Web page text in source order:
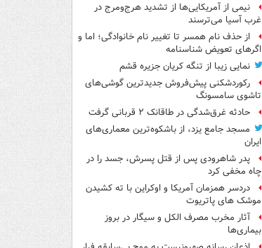
نیمی از آمریکایی‌ها از تشدید هرج‌ومرج در
غرب آسیا می‌ترسند
از حذف نام همسر تا تغییر نام خانوادگی؛ اما و
اگرهای تعویض شناسنامه
نمایی زیبا از تنگه کریان جزیره قشم
رکوردشکنی پیش‌فروش جدیدترین گوشی‌های
تاشوی سامسونگ
حادثه غرق‌شدگی در طاقانک ۲ قربانی گرفت
مسجد جامع یزد، از باشکوه‌ترین معماری‌های
ایران
پدر شاهرودی پس از قتل پسرش، جسد را در
چاه مخفی کرد
دردسر همزمان آمریکا و اوکراین با ته کشیدن
موشک های پاتریوت
آثار مخرب مصرف الکل و سیگار در بروز
بیماری‌ها